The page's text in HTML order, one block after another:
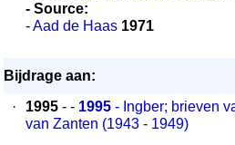
- Source:
-Aad de Haas 1971
Bijdrage aan:
·
1995 - - 1995 - Ingber; brieven
van Zanten (1943 - 1949)